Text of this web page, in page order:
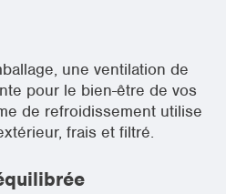
une ventilation de
pour le bien-être de vos
de refroidissement utilise
frais et filtré.